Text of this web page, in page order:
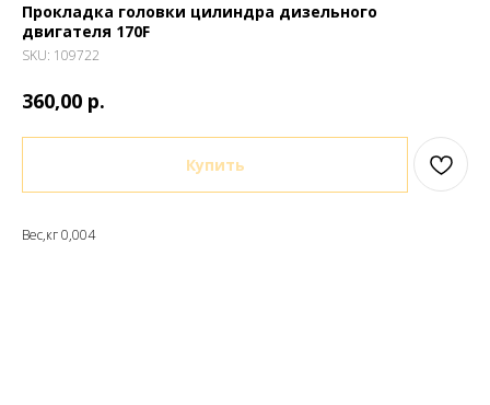
Прокладка головки цилиндра дизельного
двигателя 170F
SKU: 109722
360,00 р.
Купить
Вес,кг 0,004